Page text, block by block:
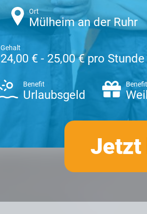
Ort
Mülheim an der Ruhr
Gehalt
24,00 € - 25,00 € pro Stunde
Benefit
Urlaubsgeld
Benefit
Jetzt